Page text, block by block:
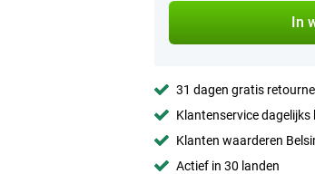
In
31 dagen gratis
Klantenservice dagelijks
Klanten waarderen
Actief in 30 landen